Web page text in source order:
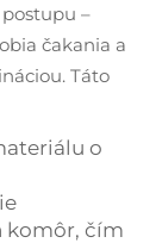
–
čakania a
Táto
o
komôr, čím